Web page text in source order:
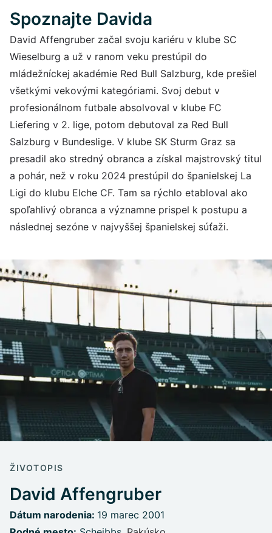
Spoznajte Davida
David Affengruber začal svoju kariéru v klube SC
Wieselburg a už v ranom veku prestúpil do
mládežníckej akadémie Red Bull Salzburg, kde prešiel
všetkými vekovými kategóriami. Svoj debut v
profesionálnom futbale absolvoval v klube FC
Liefering v 2. lige, potom debutoval za Red Bull
Salzburg v Bundeslige. V klube SK Sturm Graz sa
presadil ako stredný obranca a získal majstrovský titul
a pohár, než v roku 2024 prestúpil do španielskej La
Ligi do klubu Elche CF. Tam sa rýchlo etabloval ako
spoľahlivý obranca a významne prispel k postupu a
následnej sezóne v najvyššej španielskej súťaži.
ŽIVOTOPIS
David Affengruber
Dátum narodenia: 19 marec 2001